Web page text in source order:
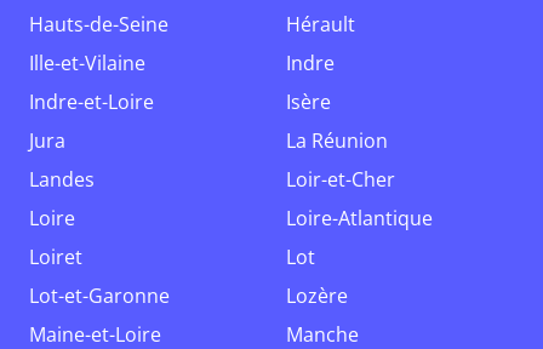
Hauts-de-Seine
Hérault
Ille-et-Vilaine
Indre
Indre-et-Loire
Isère
Jura
La Réunion
Landes
Loir-et-Cher
Loire
Loire-Atlantique
Loiret
Lot
Lot-et-Garonne
Lozère
Maine-et-Loire
Manche